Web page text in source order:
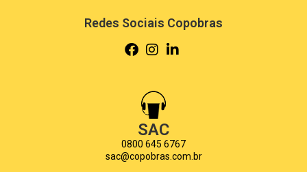
Redes Sociais Copobras
SAC
0800 645 6767
sac@copobras.com.br